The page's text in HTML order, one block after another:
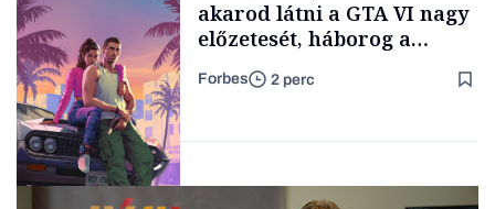
Forbes-sztori
akarod látni a GTA VI nagy
előzetesét, háborog a
gamer közösség
Forbes 2 perc